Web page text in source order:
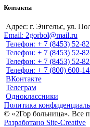
Контакты
Адрес: г. Энгельс, ул.
Email: 2gorbol@mail.ru
Телефон: + 7 (8453) 52-
Телефон: + 7 (8453) 52-
Телефон: + 7 (8453) 52-
Телефон: + 7 (800) 600-
ВКонтакте
Телеграм
Одноклассники
Политика
© «2Гор больница». Все
Разработано Site-Creative